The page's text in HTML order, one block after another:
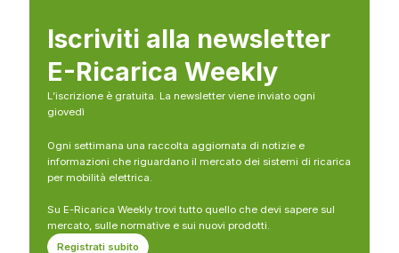
Iscriviti alla newsletter
E-Ricarica Weekly
L’iscrizione è gratuita. La newsletter viene inviato ogni
giovedì
Ogni settimana una raccolta aggiornata di notizie e
informazioni che riguardano il mercato dei sistemi di ricarica
per mobilità elettrica.
Su E-Ricarica Weekly trovi tutto quello che devi sapere sul
mercato, sulle normative e sui nuovi prodotti.
Registrati subito